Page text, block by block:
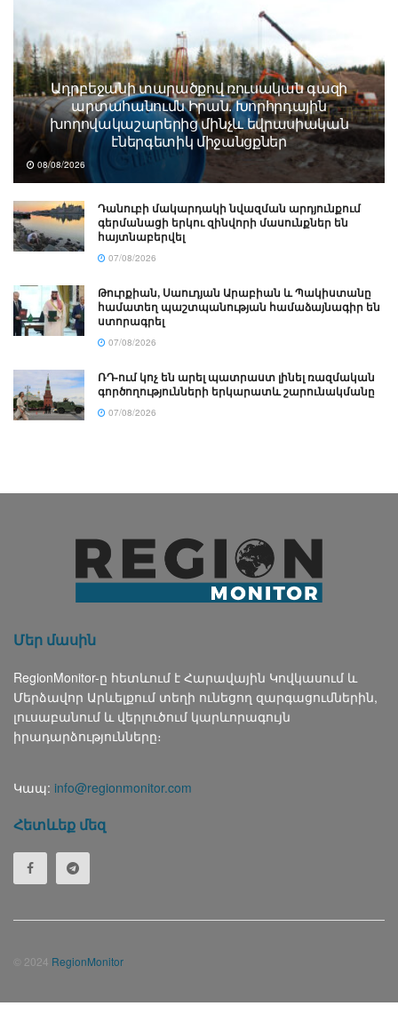
Ադրբեջանի տարածքով ռուսական գազի
արտահանումն Իրան. Խորհրդային
խողովակաշարերից մինչև եվրասիական
էներգետիկ միջանցքներ
08/08/2026
Դանուբի մակարդակի նվազման արդյունքում
գերմանացի երկու զինվորի մասունքներ են
հայտնաբերվել
07/08/2026
Թուրքիան, Սաուդյան Արաբիան և Պակիստանը
համատեղ պաշտպանության համաձայնագիր են
ստորագրել
07/08/2026
ՌԴ-ում կոչ են արել պատրաստ լինել ռազմական
գործողությունների երկարատև շարունակմանը
07/08/2026
Մեր մասին
RegionMonitor-ը հետևում է Հարավային Կովկասում և
Մերձավոր Արևելքում տեղի ունեցող զարգացումներին,
լուսաբանում և վերլուծում կարևորագույն
իրադարձությունները։
Կապ: info@regionmonitor.com
Հետևեք մեզ
© 2024 RegionMonitor